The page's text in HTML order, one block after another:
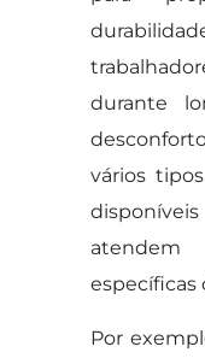
durante
vários
específicas
Por